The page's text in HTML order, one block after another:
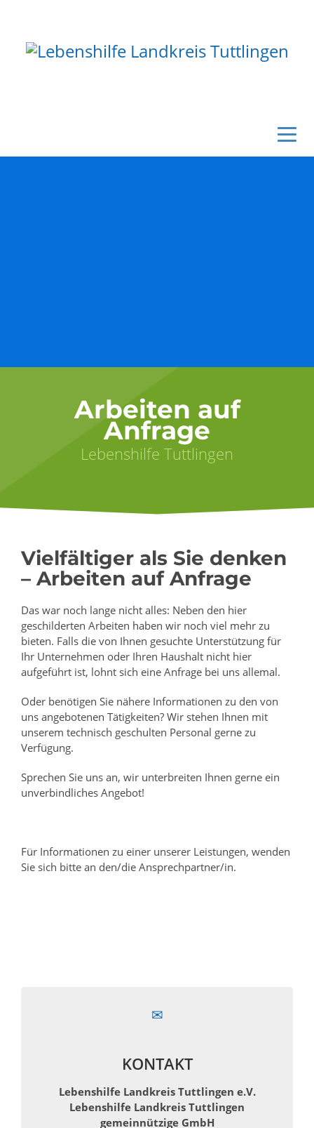
Arbeiten auf
Anfrage
Lebenshilfe Tuttlingen
Vielfältiger als Sie denken
– Arbeiten auf Anfrage
Das war noch lange nicht alles: Neben den hier
geschilderten Arbeiten haben wir noch viel mehr zu
bieten. Falls die von Ihnen gesuchte Unterstützung für
Ihr Unternehmen oder Ihren Haushalt nicht hier
aufgeführt ist, lohnt sich eine Anfrage bei uns allemal.
Oder benötigen Sie nähere Informationen zu den von
uns angebotenen Tätigkeiten? Wir stehen Ihnen mit
unserem technisch geschulten Personal gerne zu
Verfügung.
Sprechen Sie uns an, wir unterbreiten Ihnen gerne ein
unverbindliches Angebot!
Für Informationen zu einer unserer Leistungen, wenden
Sie sich bitte an den/die Ansprechpartner/in.
KONTAKT
Lebenshilfe Landkreis Tuttlingen e.V.
Lebenshilfe Landkreis Tuttlingen
gemeinnützige GmbH